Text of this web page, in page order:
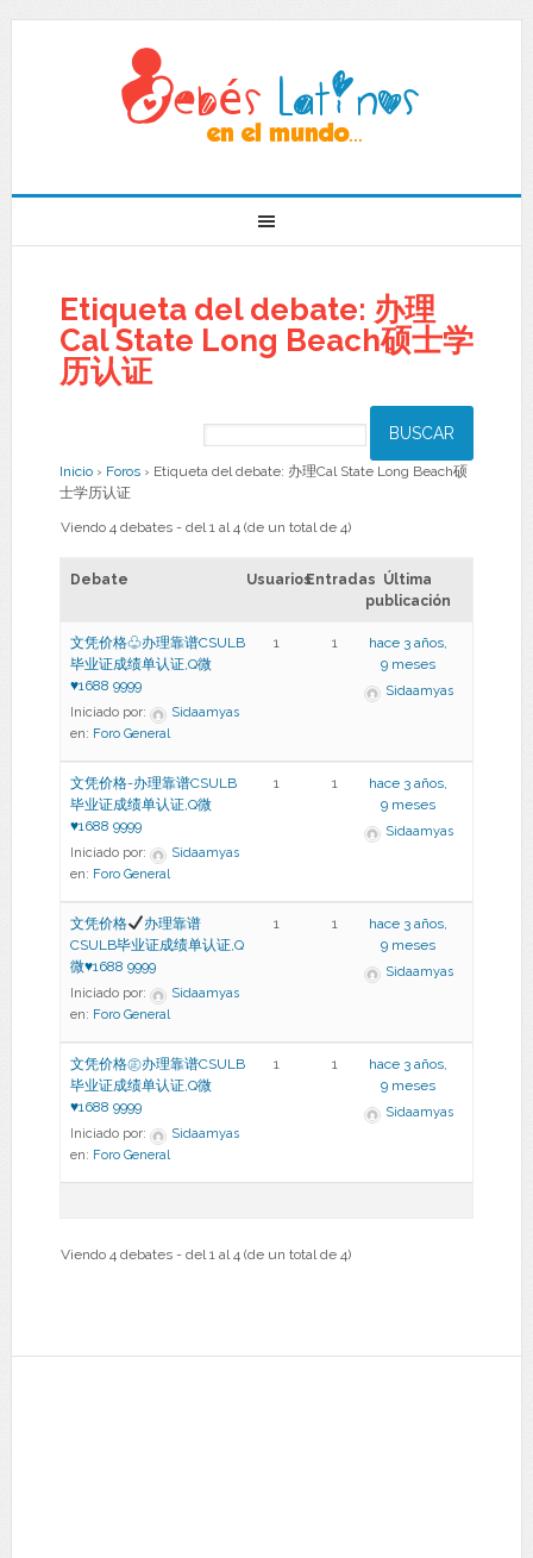
Etiqueta del debate: 办理
Cal State Long Beach硕士学
历认证
Inicio › Foros › Etiqueta del debate: 办理Cal State Long Beach硕
士学历认证
Viendo 4 debates - del 1 al 4 (de un total de 4)
Debate UsuariosEntradas Última
publicación
文凭价格♧办理靠谱CSULB
毕业证成绩单认证,Q微
♥1688 9999
Iniciado por:
Sidaamyas
en: Foro General
1 1
hace 3 años,
9 meses
Sidaamyas
文凭价格-办理靠谱CSULB
毕业证成绩单认证,Q微
♥1688 9999
Iniciado por:
Sidaamyas
en: Foro General
1 1
hace 3 años,
9 meses
Sidaamyas
文凭价格
办理靠谱
CSULB毕业证成绩单认证,Q
微♥1688 9999
Iniciado por:
Sidaamyas
en: Foro General
1 1
hace 3 años,
9 meses
Sidaamyas
文凭价格㊣办理靠谱CSULB
毕业证成绩单认证,Q微
♥1688 9999
Iniciado por:
Sidaamyas
en: Foro General
1 1
hace 3 años,
9 meses
Sidaamyas
Viendo 4 debates - del 1 al 4 (de un total de 4)